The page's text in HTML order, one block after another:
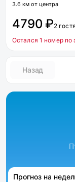
3.6 км от центра
4790 ₽2 гостя
Остался 1 номер по
Назад
Прогноз на